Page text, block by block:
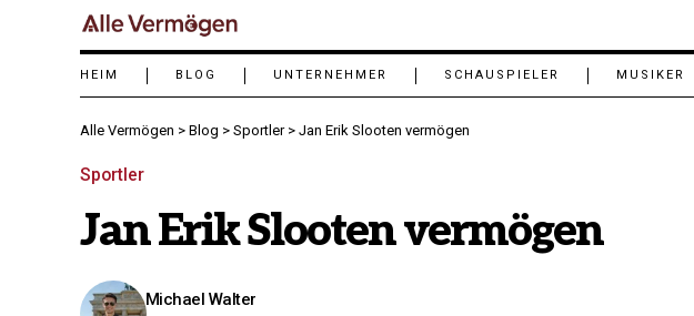
HEIM BLOG UNTERNEHMER SCHAUSPIELER MUSIKER
Alle Vermögen > Blog > Sportler> Jan Erik Slooten vermögen
Sportler
Jan Erik Slooten vermögen
Michael Walter